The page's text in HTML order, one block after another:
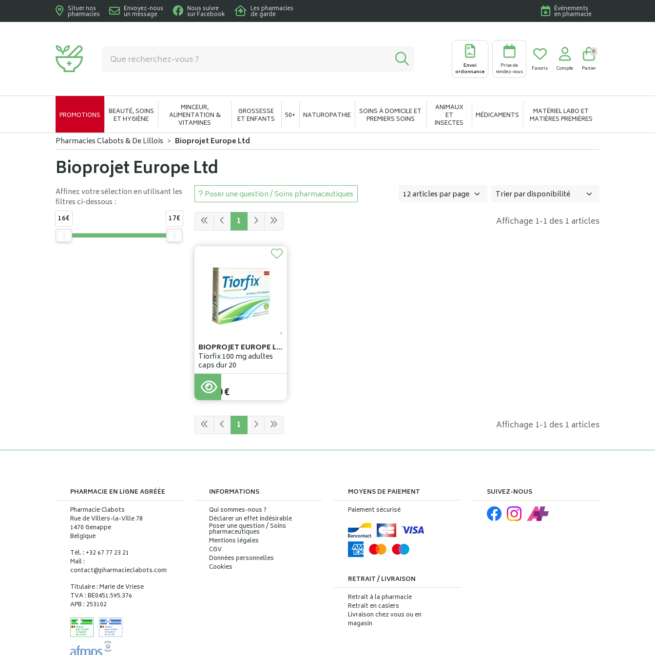
Situer nos
pharmacies
Envoyez-nous
un message
Nous suivre
sur Facebook
Les pharmacies
de garde
Événements
en pharmacie
Envoi
ordonnance
Prise de
rendez-vous
Favoris Compte Panier
0
PROMOTIONS BEAUTÉ, SOINS
ET HYGIÈNE
MINCEUR,
ALIMENTATION &
VITAMINES
GROSSESSE
ET ENFANTS 50+ NATUROPATHIE SOINS À DOMICILE ET
PREMIERS SOINS
ANIMAUX
ET
INSECTES
MÉDICAMENTS MATÉRIEL LABO ET
MATIÈRES PREMIÈRES
Pharmacies Clabots & De Lillois Bioprojet Europe Ltd
Bioprojet Europe Ltd
Poser une question / Soins pharmaceutiques
Affichage 1-1 des 1 articles
1
BIOPROJET EUROPE LTD
Tiorfix 100 mg adultes
caps dur 20
16,50€
Affichage 1-1 des 1 articles
1
Affinez votre sélection en utilisant les
filtres ci-dessous :
16€
17€
PHARMACIE EN LIGNE AGRÉÉE
Pharmacie Clabots
Rue de Villers-la-Ville 78
1470 Genappe
Belgique
Tél. : +32 67 77 23 21
Mail :
contact@pharmacieclabots.com
Titulaire : Marie de Vriese
TVA : BE0451.595.376
APB : 253102
INFORMATIONS
Qui sommes-nous ?
Déclarer un effet indésirable
Poser une question / Soins
pharmaceutiques
Mentions légales
CGV
Données personnelles
Cookies
MOYENS DE PAIEMENT
Paiement sécurisé
RETRAIT / LIVRAISON
Retrait à la pharmacie
Retrait en casiers
Livraison chez vous ou en
magasin
SUIVEZ-NOUS